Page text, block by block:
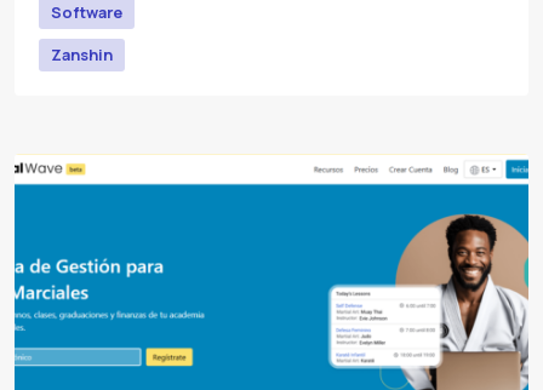
Software
Zanshin